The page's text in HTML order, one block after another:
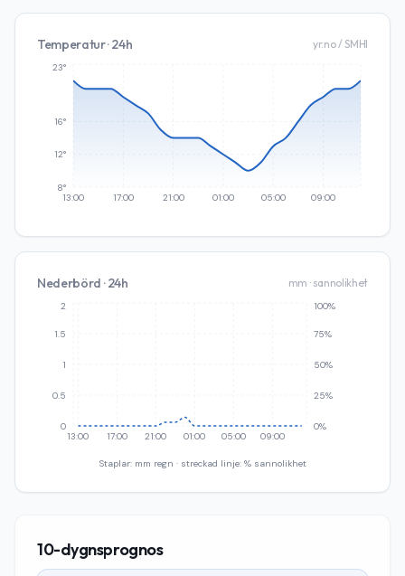
Temperatur · 24h yr.no / SMHI
13:00 17:00 21:00 01:00 05:00 09:00
8°
12°
16°
23°
Nederbörd · 24h mm · sannolikhet
13:00 17:00 21:00 01:00 05:00 09:00
0
0.5
1
1.5
2
0%
25%
50%
75%
100%
Staplar: mm regn · streckad linje: % sannolikhet
10-dygnsprognos